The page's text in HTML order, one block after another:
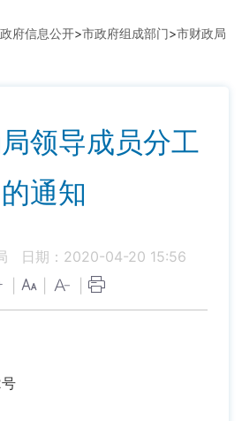
政府信息公开>市政府组成部门>市财政局
领导成员分工
的通知
日期：2020-04-20 15:56